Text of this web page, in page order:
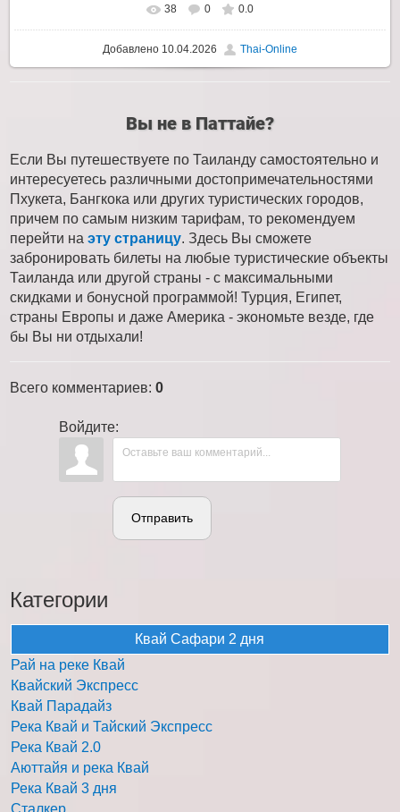
38 0 0.0
Добавлено 10.04.2026 Thai-Online
Вы не в Паттайе?
Если Вы путешествуете по Таиланду самостоятельно и
интересуетесь различными достопримечательностями
Пхукета, Бангкока или других туристических городов,
причем по самым низким тарифам, то рекомендуем
перейти на эту страницу. Здесь Вы сможете
забронировать билеты на любые туристические объекты
Таиланда или другой страны - с максимальными
скидками и бонусной программой! Турция, Египет,
страны Европы и даже Америка - экономьте везде, где
бы Вы ни отдыхали!
Всего комментариев: 0
Войдите:
Отправить
Категории
Квай Сафари 2 дня
Рай на реке Квай
Квайский Экспресс
Квай Парадайз
Река Квай и Тайский Экспресс
Река Квай 2.0
Аюттайя и река Квай
Река Квай 3 дня
Сталкер